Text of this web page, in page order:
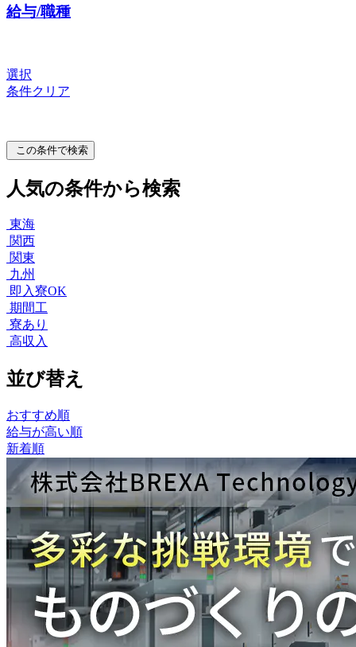
給与/職種
選択
条件クリア
この条件で検索
人気の条件から検索
東海
関西
関東
九州
即入寮OK
期間工
寮あり
高収入
並び替え
おすすめ順
給与が高い順
新着順